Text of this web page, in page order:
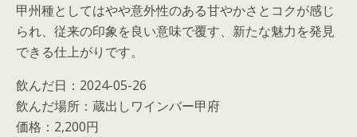
甲州種としてはやや意外性のある甘やかさとコクが感じ
られ、従来の印象を良い意味で覆す、新たな魅力を発見
できる仕上がりです。
飲んだ日：2024-05-26
飲んだ場所：蔵出しワインバー甲府
価格：2,200円